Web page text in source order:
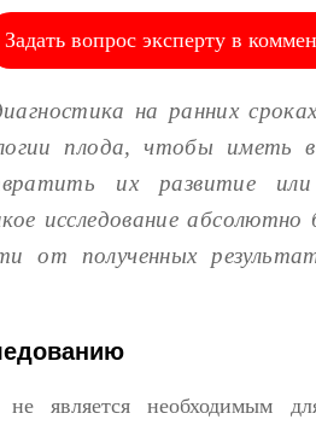
Задать вопрос эксперту в
на ранних
плода, чтобы иметь
их развитие
исследование абсолютно
от полученных
является необходимым